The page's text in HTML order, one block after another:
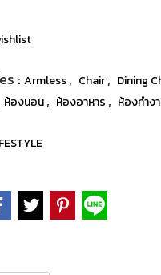
: Armless, Chair, Dining
ห้องนอน, ห้องอาหาร , ห้องทำง